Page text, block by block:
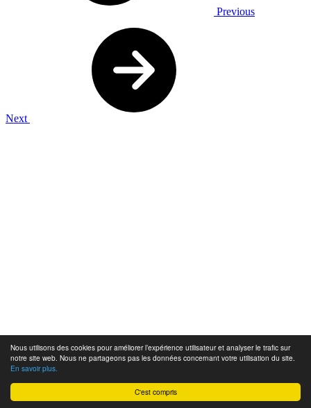
C'est compris
Nous utilisons des cookies pour améliorer l’expérience utilisateur et analyser le trafic sur
notre site web. Nous ne partageons pas les données concernant votre utilisation du site.
En savoir plus.
Previous
Next